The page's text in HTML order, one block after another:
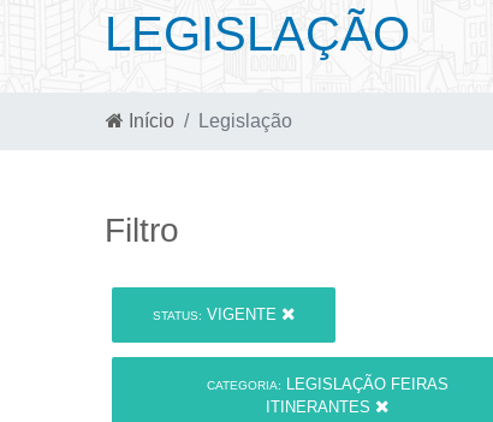
LEGISLAÇÃO
Início Legislação
Filtro
STATUS: VIGENTE
CATEGORIA:
LEGISLAÇÃO FEIRAS
ITINERANTES